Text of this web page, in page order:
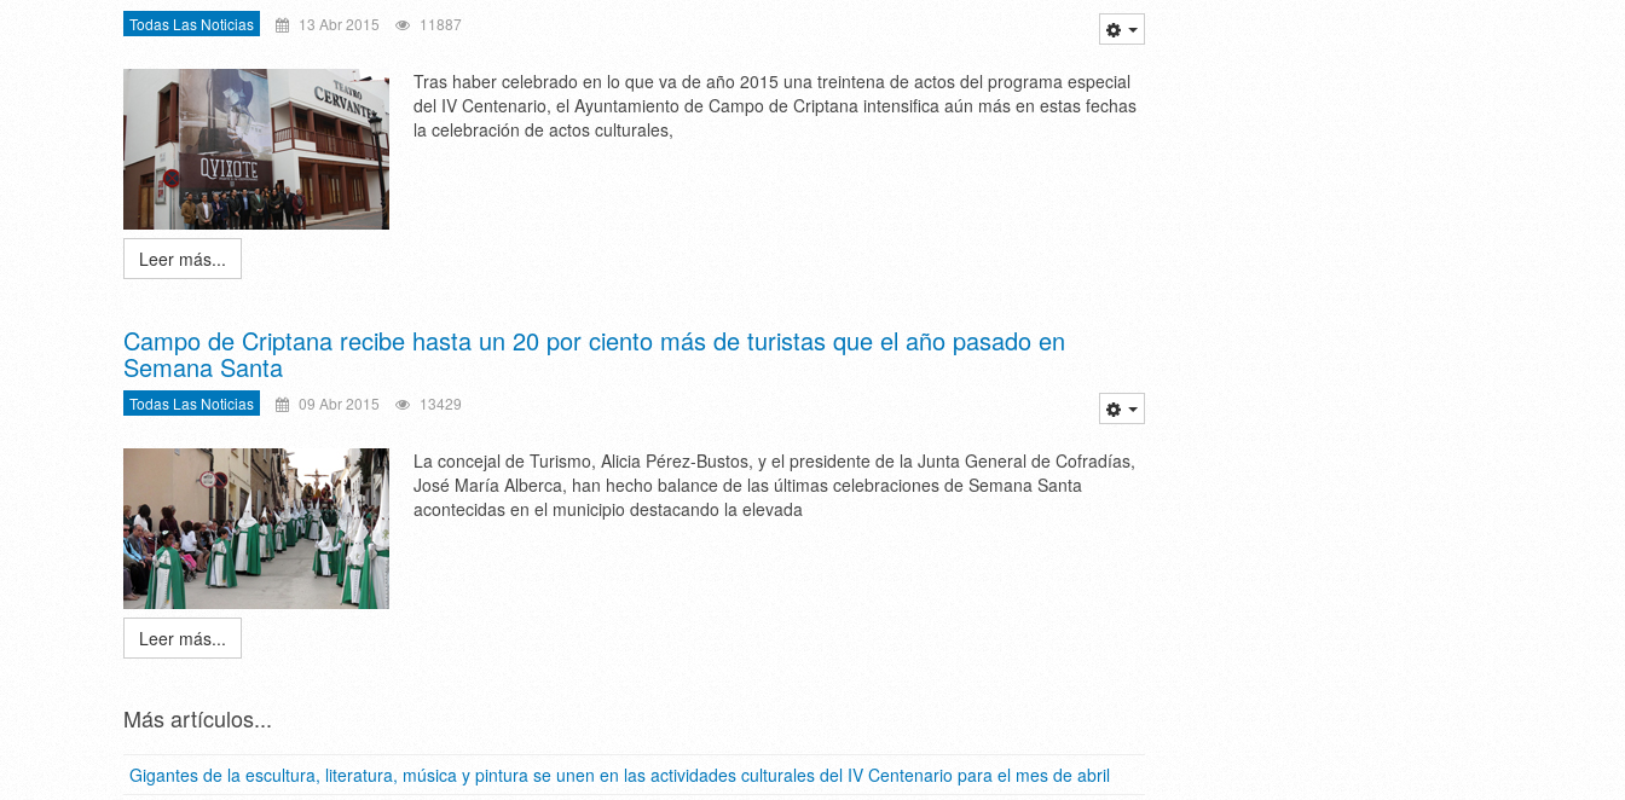
Todas Las Noticias 13 Abr 2015 11887
Tras haber celebrado en lo que va de año 2015 una treintena de actos del programa especial
del IV Centenario, el Ayuntamiento de Campo de Criptana intensifica aún más en estas fechas
la celebración de actos culturales,
Leer más...
Campo de Criptana recibe hasta un 20 por ciento más de turistas que el año pasado en
Semana Santa
Todas Las Noticias 09 Abr 2015 13429
La concejal de Turismo, Alicia Pérez-Bustos, y el presidente de la Junta General de Cofradías,
José María Alberca, han hecho balance de las últimas celebraciones de Semana Santa
acontecidas en el municipio destacando la elevada
Leer más...
Más artículos...
Gigantes de la escultura, literatura, música y pintura se unen en las actividades culturales del IV Centenario para el mes de abril